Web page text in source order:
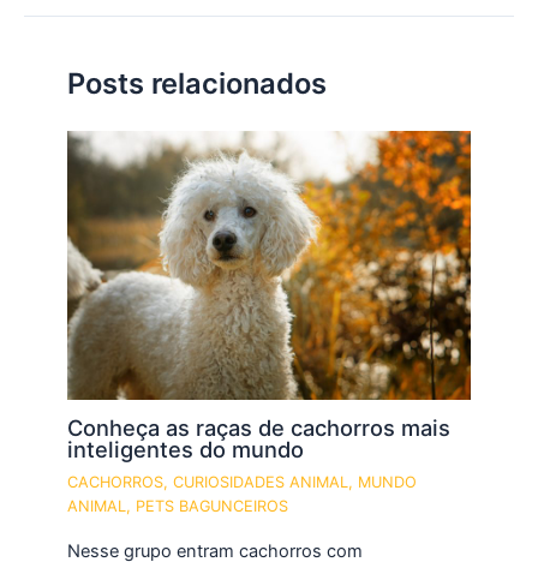
Posts relacionados
Conheça as raças de cachorros mais
inteligentes do mundo
CACHORROS,CURIOSIDADES ANIMAL, MUNDO
ANIMAL, PETS BAGUNCEIROS
Nesse grupo entram cachorros com